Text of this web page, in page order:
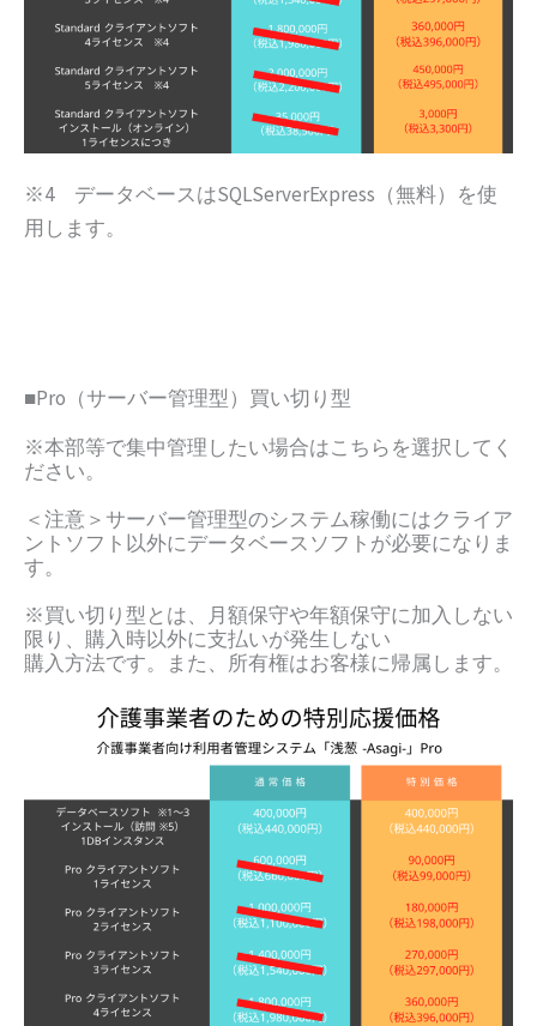
※4 データベースはSQLServerExpress（無料）を使
用します。
■Pro（サーバー管理型）買い切り型
※本部等で集中管理したい場合はこちらを選択してく
ださい。
＜注意＞サーバー管理型のシステム稼働にはクライア
ントソフト以外にデータベースソフトが必要になりま
す。
※買い切り型とは、月額保守や年額保守に加入しない
限り、購入時以外に支払いが発生しない
購入方法です。また、所有権はお客様に帰属します。